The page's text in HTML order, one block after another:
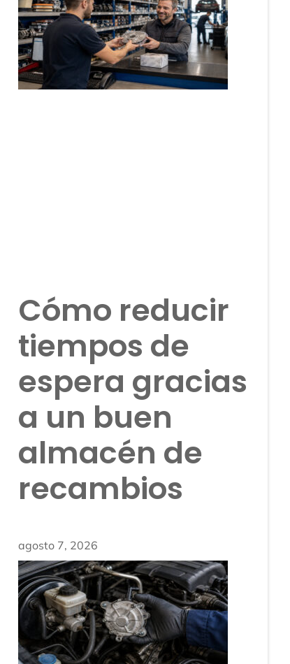
Cómo reducir
tiempos de
espera gracias
a un buen
almacén de
recambios
agosto 7, 2026